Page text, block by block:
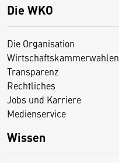
Die WKO
Die Organisation
Wirtschaftskammerwahlen
Transparenz
Rechtliches
Jobs und Karriere
Medienservice
Wissen